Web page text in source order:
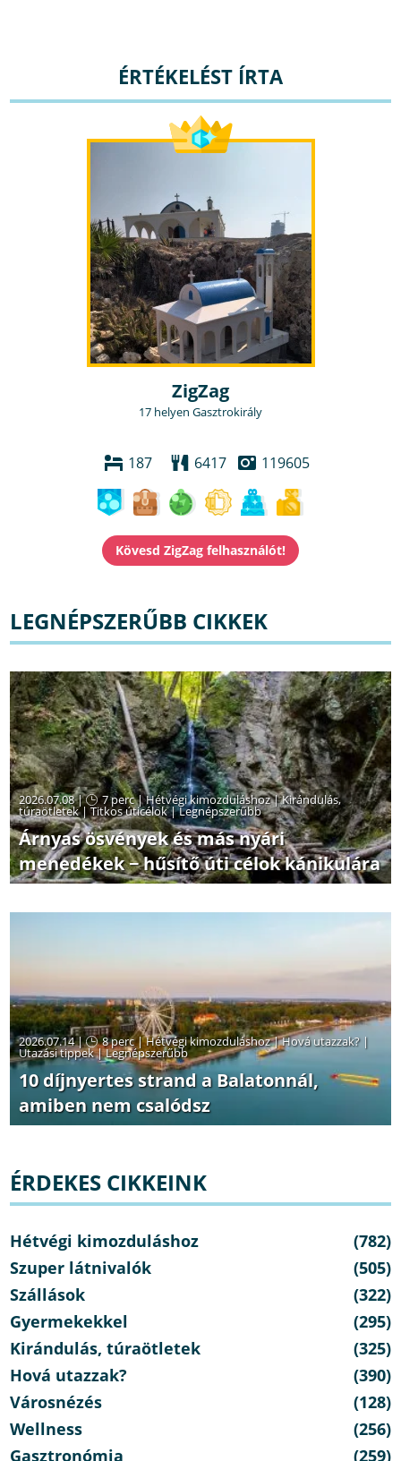
ÉRTÉKELÉST ÍRTA
ZigZag
17 helyen Gasztrokirály
187 6417 119605
LEGNÉPSZERŰBB CIKKEK
2026.07.08 | 7 perc|Hétvégi kimozduláshoz|Kirándulás,
túraötletek|Titkos úticélok|Legnépszerűbb
Árnyas ösvények és más nyári
menedékek − hűsítő úti célok kánikulára
2026.07.14 | 8 perc|Hétvégi kimozduláshoz|Hová utazzak? |
Utazási tippek|Legnépszerűbb
10 díjnyertes strand a Balatonnál,
amiben nem csalódsz
ÉRDEKES CIKKEINK
Hétvégi kimozduláshoz
(782)
Szuper látnivalók
(505)
Szállások
(322)
Gyermekekkel
(295)
Kirándulás, túraötletek
(325)
Hová utazzak?
(390)
Városnézés
(128)
Wellness
(256)
Gasztronómia
(259)